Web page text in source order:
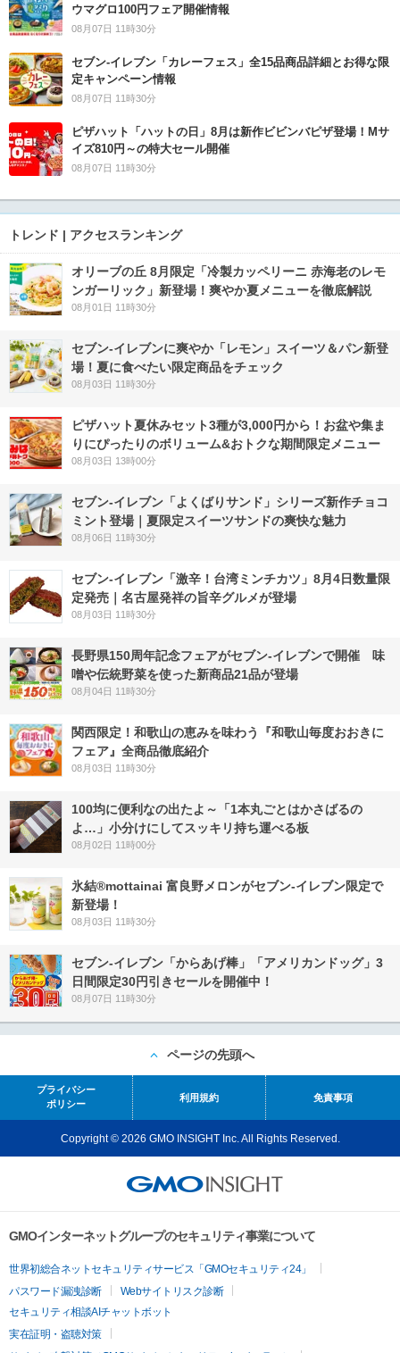
ウマグロ100円フェア開催情報
08月07日 11時30分
セブン‐イレブン「カレーフェス」全15品商品詳細とお得な限
定キャンペーン情報
08月07日 11時30分
ピザハット「ハットの日」8月は新作ビビンバピザ登場！Mサ
イズ810円～の特大セール開催
08月07日 11時30分
トレンド | アクセスランキング
オリーブの丘 8月限定「冷製カッペリーニ 赤海老のレモ
ンガーリック」新登場！爽やか夏メニューを徹底解説
08月01日 11時30分
セブン‐イレブンに爽やか「レモン」スイーツ＆パン新登
場！夏に食べたい限定商品をチェック
08月03日 11時30分
ピザハット夏休みセット3種が3,000円から！お盆や集ま
りにぴったりのボリューム&おトクな期間限定メニュー
08月03日 13時00分
セブン‐イレブン「よくばりサンド」シリーズ新作チョコ
ミント登場｜夏限定スイーツサンドの爽快な魅力
08月06日 11時30分
セブン-イレブン「激辛！台湾ミンチカツ」8月4日数量限
定発売｜名古屋発祥の旨辛グルメが登場
08月03日 11時30分
長野県150周年記念フェアがセブン-イレブンで開催 味
噌や伝統野菜を使った新商品21品が登場
08月04日 11時30分
関西限定！和歌山の恵みを味わう『和歌山毎度おおきに
フェア』全商品徹底紹介
08月03日 11時30分
100均に便利なの出たよ～「1本丸ごとはかさばるの
よ…」小分けにしてスッキリ持ち運べる板
08月02日 11時00分
氷結®mottainai 富良野メロンがセブン‐イレブン限定で
新登場！
08月03日 11時30分
セブン‐イレブン「からあげ棒」「アメリカンドッグ」3
日間限定30円引きセールを開催中！
08月07日 11時30分
ページの先頭へ
プライバシー
ポリシー
利用規約 免責事項
Copyright © 2026 GMO INSIGHT Inc. All Rights Reserved.
GMOインターネットグループのセキュリティ事業について
世界初総合ネットセキュリティサービス「GMOセキュリティ24」
パスワード漏洩診断
Webサイトリスク診断
セキュリティ相談AIチャットボット
実在証明・盗聴対策